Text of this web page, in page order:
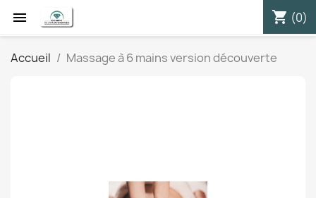
 shopping_cart (0)
Accueil Massage à 6 mains version découverte